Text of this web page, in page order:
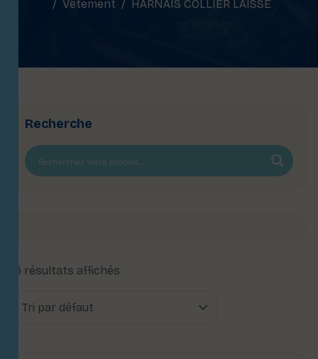
Vêtement
HARNAIS COLLIER LAISSE
Recherche
15 résultats affichés